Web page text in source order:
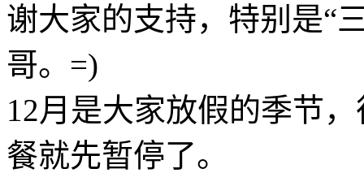
谢大家的支持，特别是“
哥。=)
12月是大家放假的季节
餐就先暂停了。